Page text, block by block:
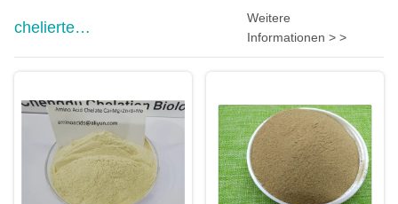
chelierte
Mikronährstoffdüngemittel
Weitere
Informationen > >